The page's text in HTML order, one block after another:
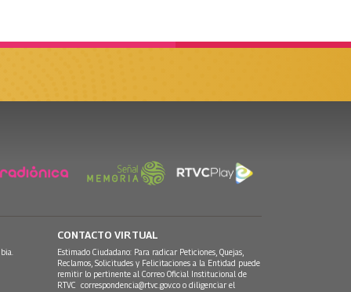
CONTACTO VIRTUAL
Estimado Ciudadano: Para radicar Peticiones, Quejas,
Reclamos, Solicitudes y Felicitaciones a la Entidad puede
remitir lo pertinente al Correo Oficial Institucional de
RTVC correspondencia@rtvc.gov.co o diligenciar el